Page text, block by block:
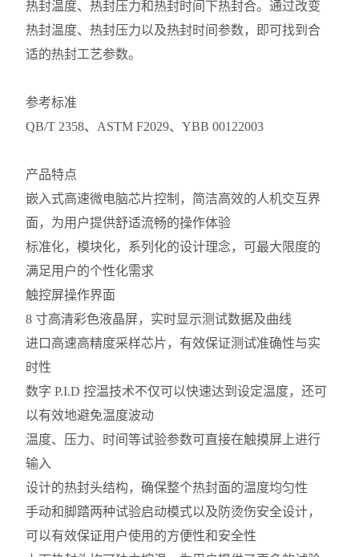
热封温度、热封压力和热封时间下热封合。通过改变
热封温度、热封压力以及热封时间参数，即可找到合
适的热封工艺参数。
参考标准
QB/T 2358、ASTM F2029、YBB 00122003
产品特点
嵌入式高速微电脑芯片控制，简洁高效的人机交互界
面，为用户提供舒适流畅的操作体验
标准化，模块化，系列化的设计理念，可最大限度的
满足用户的个性化需求
触控屏操作界面
8 寸高清彩色液晶屏，实时显示测试数据及曲线
进口高速高精度采样芯片，有效保证测试准确性与实
时性
数字 P.I.D 控温技术不仅可以快速达到设定温度，还可
以有效地避免温度波动
温度、压力、时间等试验参数可直接在触摸屏上进行
输入
设计的热封头结构，确保整个热封面的温度均匀性
手动和脚踏两种试验启动模式以及防烫伤安全设计，
可以有效保证用户使用的方便性和安全性